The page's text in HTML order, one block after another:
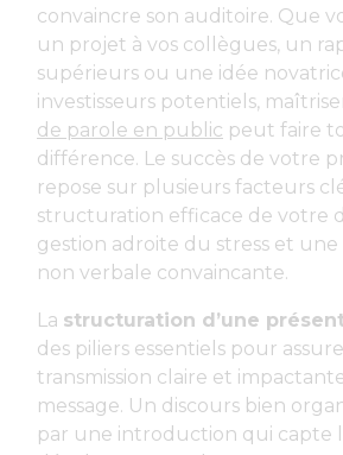
convaincre son auditoire. Que
un projet à vos collègues, un
supérieurs ou une idée
investisseurs potentiels,
de parole en public peut faire
différence. Le succès de votre
repose sur plusieurs facteurs
structuration efficace de votre
gestion adroite du stress et
non verbale convaincante.
La structuration d’une
des piliers essentiels pour
transmission claire et
message. Un discours bien
par une introduction qui capte